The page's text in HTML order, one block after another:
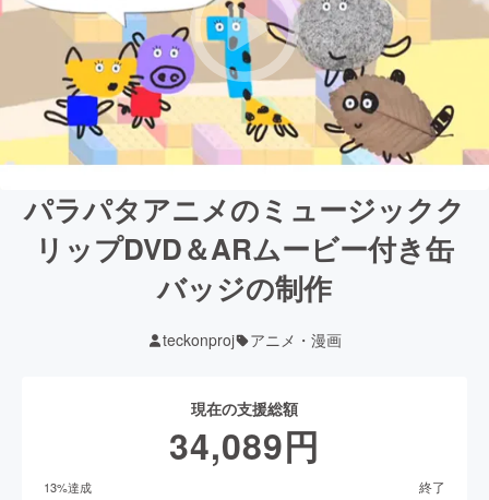
パラパタアニメのミュージックク
リップDVD＆ARムービー付き缶
バッジの制作
teckonproj アニメ・漫画
現在の支援総額
34,089円
13%達成 終了